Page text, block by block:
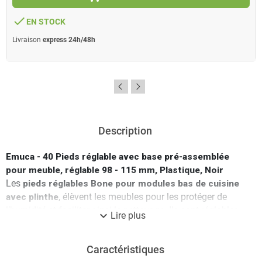
done EN STOCK
Livraison express 24h/48h
Description
Emuca - 40 Pieds réglable avec base pré-assemblée
pour meuble, réglable 98 - 115 mm, Plastique, Noir
Les pieds réglables Bone pour modules bas de cuisine
avec plinthe, élèvent les meubles pour les protéger de
l’humidité et faciliter ainsi le nettoyage. Ils sont réglables
en hauteur de -5 mm à +20 mm afin de corriger une
grande capacité de charge
expand_more Lire plus
Caractéristiques